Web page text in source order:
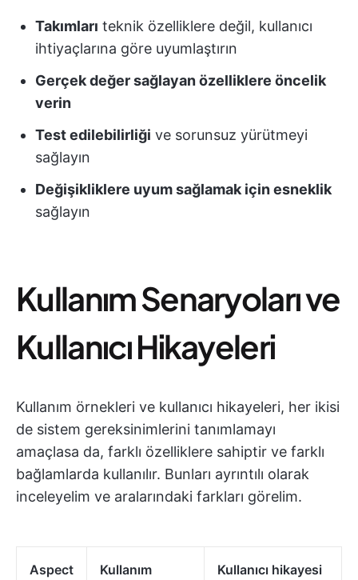
Takımları teknik özelliklere değil, kullanıcı
ihtiyaçlarına göre uyumlaştırın
Gerçek değer sağlayan özelliklere öncelik
verin
Test edilebilirliği ve sorunsuz yürütmeyi
sağlayın
Değişikliklere uyum sağlamak için esneklik
sağlayın
Kullanım Senaryoları ve
Kullanıcı Hikayeleri
Kullanım örnekleri ve kullanıcı hikayeleri, her ikisi
de sistem gereksinimlerini tanımlamayı
amaçlasa da, farklı özelliklere sahiptir ve farklı
bağlamlarda kullanılır. Bunları ayrıntılı olarak
inceleyelim ve aralarındaki farkları görelim.
Aspect Kullanım Kullanıcı hikayesi